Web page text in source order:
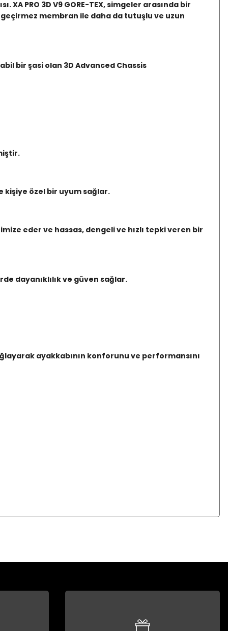
PRO 3D V9 GORE-TEX, simgeler arasında bir
membran ile daha da tutuşlu ve uzun
bir şasi olan 3D Advanced Chassis
kişiye özel bir uyum sağlar.
eder ve hassas, dengeli ve hızlı tepki veren bir
dayanıklılık ve güven sağlar.
ayakkabının konforunu ve performansını